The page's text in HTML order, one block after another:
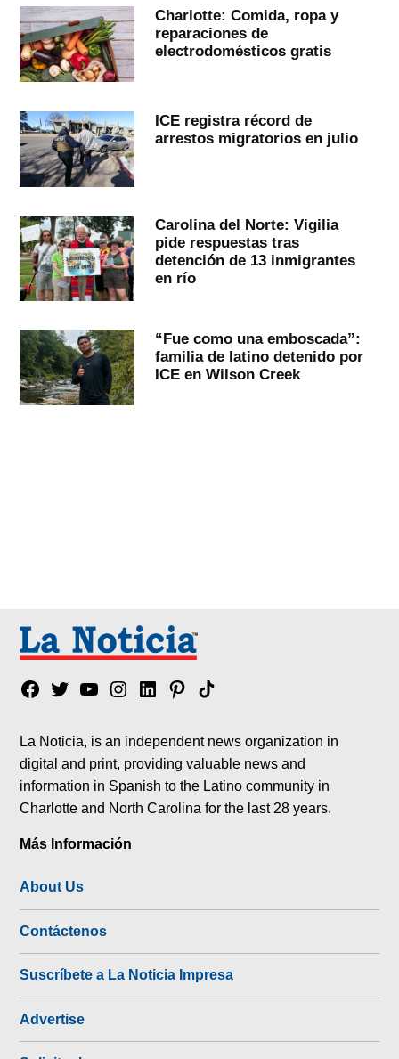
Charlotte: Comida, ropa y
reparaciones de
electrodomésticos gratis
ICE registra récord de
arrestos migratorios en julio
Carolina del Norte: Vigilia
pide respuestas tras
detención de 13 inmigrantes
en río
“Fue como una emboscada”:
familia de latino detenido por
ICE en Wilson Creek
Facebook
TwitterYouTubeInstagram
LinkedinPinterest
Tik
La Noticia, is an independent news organization in
digital and print, providing valuable news and
information in Spanish to the Latino community in
Charlotte and North Carolina for the last 28 years.
Más Información
About Us
Contáctenos
Suscríbete a La Noticia Impresa
Advertise